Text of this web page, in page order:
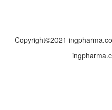
Copyright©2021